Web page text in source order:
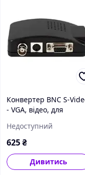
Конвертер BNC S-
- VGA, відео, для
Недоступний
625₴
Дивитись